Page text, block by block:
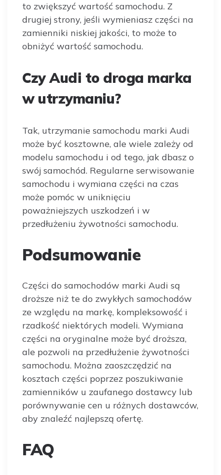
to zwiększyć wartość samochodu. Z
drugiej strony, jeśli wymieniasz części na
zamienniki niskiej jakości, to może to
obniżyć wartość samochodu.
Czy Audi to droga marka
w utrzymaniu?
Tak, utrzymanie samochodu marki Audi
może być kosztowne, ale wiele zależy od
modelu samochodu i od tego, jak dbasz o
swój samochód. Regularne serwisowanie
samochodu i wymiana części na czas
może pomóc w uniknięciu
poważniejszych uszkodzeń i w
przedłużeniu żywotności samochodu.
Podsumowanie
Części do samochodów marki Audi są
droższe niż te do zwykłych samochodów
ze względu na markę, kompleksowość i
rzadkość niektórych modeli. Wymiana
części na oryginalne może być droższa,
ale pozwoli na przedłużenie żywotności
samochodu. Można zaoszczędzić na
kosztach części poprzez poszukiwanie
zamienników u zaufanego dostawcy lub
porównywanie cen u różnych dostawców,
aby znaleźć najlepszą ofertę.
FAQ